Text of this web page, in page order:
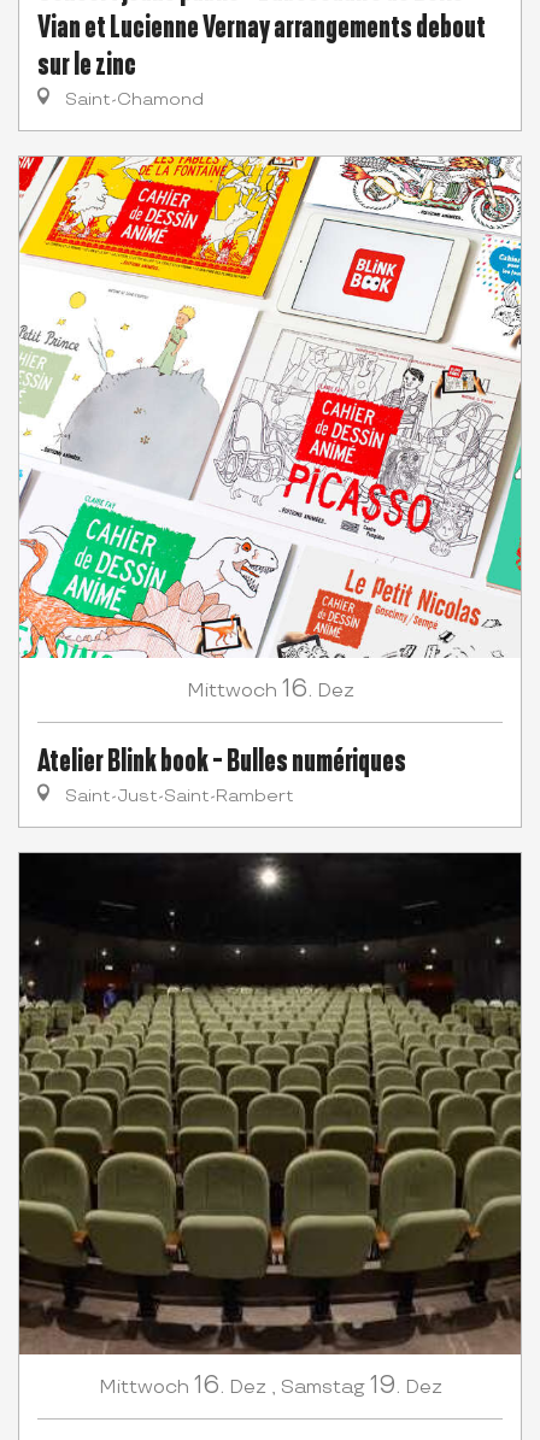
Vian et Lucienne Vernay arrangements debout
sur le zinc
Saint-Chamond
Mittwoch 16. Dez
Atelier Blink book - Bulles numériques
Saint-Just-Saint-Rambert
Mittwoch 16. Dez , Samstag 19. Dez